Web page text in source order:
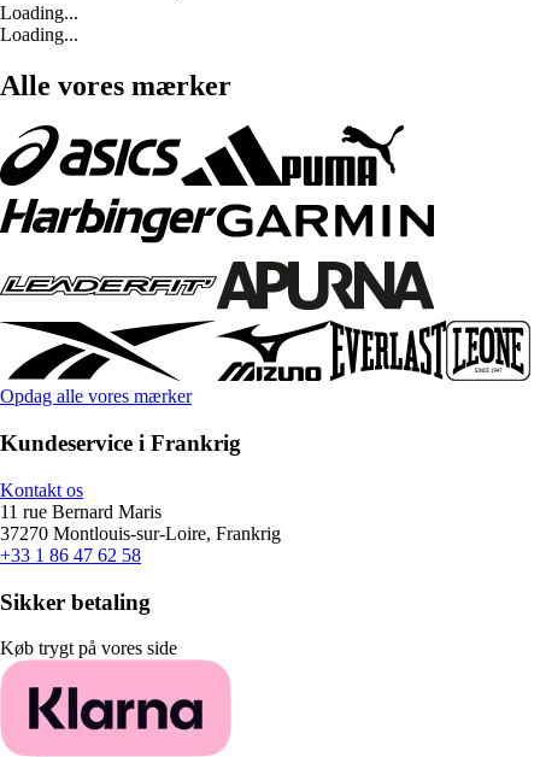
Loading...
Loading...
Alle vores mærker
Opdag alle vores mærker
Kundeservice i Frankrig
Kontakt os
11 rue Bernard Maris
37270 Montlouis-sur-Loire, Frankrig
+33 1 86 47 62 58
Sikker betaling
Køb trygt på vores side